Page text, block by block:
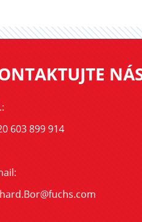
603 899 914